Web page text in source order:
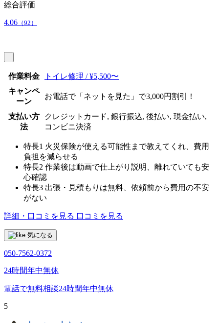
総合評価
4.06 （92）
作業料金
トイレ修理 / ¥5,500〜
キャンペ
ーン
お電話で「ネットを見た」で3,000円割引！
支払い方
法
クレジットカード, 銀行振込, 後払い, 現金払い,
コンビニ決済
特長1 火災保険が使える可能性まで教えてくれ、費用
負担を減らせる
特長2 作業後は動画で仕上がり説明、離れていても安
心確認
特長3 出張・見積もりは無料、依頼前から費用の不安
がない
詳細・口コミを見る 口コミを見る
気になる
050-7562-0372
24時間年中無休
電話で無料相談24時間年中無休
5